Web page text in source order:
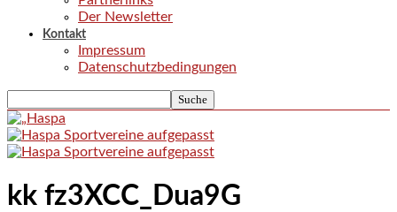
Der Newsletter
Kontakt
Impressum
Datenschutzbedingungen
kk fz3XCC_Dua9G